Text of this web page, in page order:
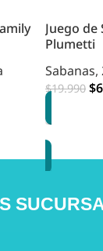
Juego de
Plumetti
Sabanas,
$19.990 $